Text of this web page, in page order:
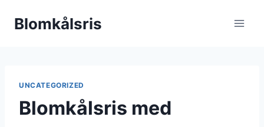
Blomkålsris
UNCATEGORIZED
Blomkålsris med